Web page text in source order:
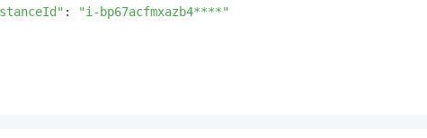
:
"i-bp67acfmxazb4****"